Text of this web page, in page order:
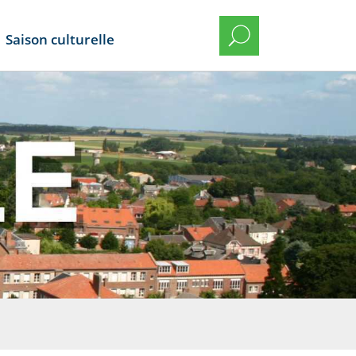
Saison culturelle